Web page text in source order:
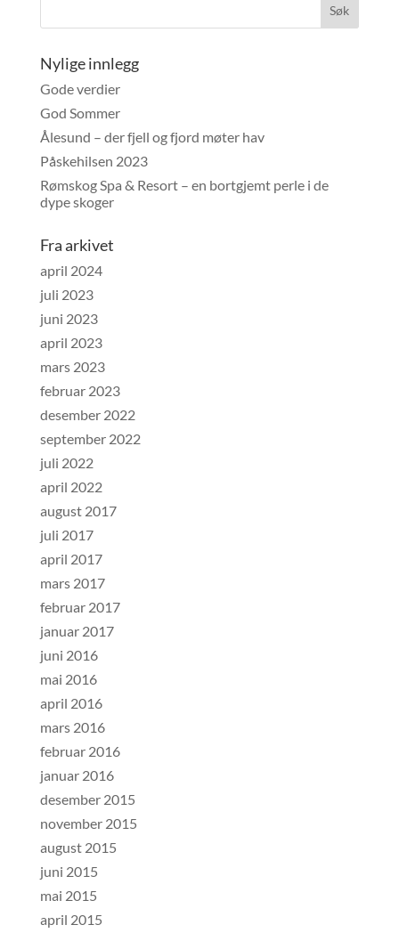
Nylige innlegg
Gode verdier
God Sommer
Ålesund – der fjell og fjord møter hav
Påskehilsen 2023
Rømskog Spa & Resort – en bortgjemt perle i de
dype skoger
Fra arkivet
april 2024
juli 2023
juni 2023
april 2023
mars 2023
februar 2023
desember 2022
september 2022
juli 2022
april 2022
august 2017
juli 2017
april 2017
mars 2017
februar 2017
januar 2017
juni 2016
mai 2016
april 2016
mars 2016
februar 2016
januar 2016
desember 2015
november 2015
august 2015
juni 2015
mai 2015
april 2015